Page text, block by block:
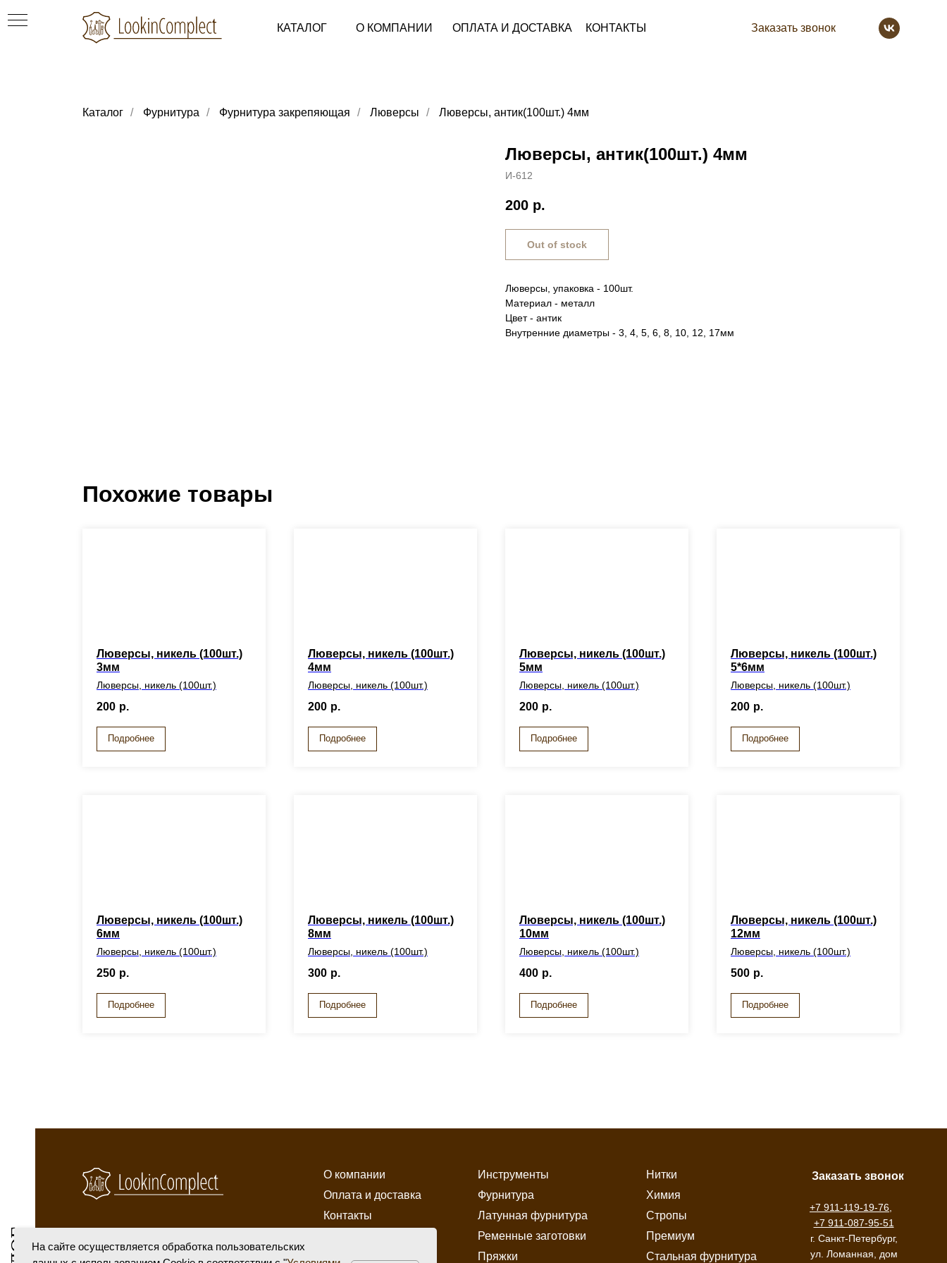
КАТАЛОГ О КОМПАНИИ ОПЛАТА И ДОСТАВКА КОНТАКТЫ Заказать звонок
Каталог / Фурнитура / Фурнитура закрепяющая / Люверсы / Люверсы, антик(100шт.) 4мм
Люверсы, антик(100шт.) 4мм
И-612
200 р.
Out of stock
Люверсы, упаковка - 100шт.
Материал - металл
Цвет - антик
Внутренние диаметры - 3, 4, 5, 6, 8, 10, 12, 17мм
Похожие товары
Люверсы, никель (100шт.)
3мм
Люверсы, никель (100шт.)
200 р.
Подробнее
Люверсы, никель (100шт.)
4мм
Люверсы, никель (100шт.)
200 р.
Подробнее
Люверсы, никель (100шт.)
5мм
Люверсы, никель (100шт.)
200 р.
Подробнее
Люверсы, никель (100шт.)
5*6мм
Люверсы, никель (100шт.)
200 р.
Подробнее
Люверсы, никель (100шт.)
6мм
Люверсы, никель (100шт.)
250 р.
Подробнее
Люверсы, никель (100шт.)
8мм
Люверсы, никель (100шт.)
300 р.
Подробнее
Люверсы, никель (100шт.)
10мм
Люверсы, никель (100шт.)
400 р.
Подробнее
Люверсы, никель (100шт.)
12мм
Люверсы, никель (100шт.)
500 р.
Подробнее
О компании
Оплата и доставка
Контакты
Инструменты
Фурнитура
Латунная фурнитура
Ременные заготовки
Пряжки
Нитки
Химия
Стропы
Премиум
Стальная фурнитура
Заказать звонок
+7 911-119-19-76
+7 911-087-95-51
г. Санкт-Петербург,
ул. Ломанная, дом
На сайте осуществляется обработка пользовательских